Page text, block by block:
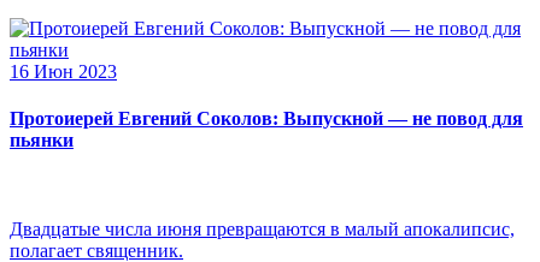
16 Июн 2023
Протоиерей Евгений Соколов: Выпускной — не повод для
пьянки
Двадцатые числа июня превращаются в малый апокалипсис,
полагает священник.